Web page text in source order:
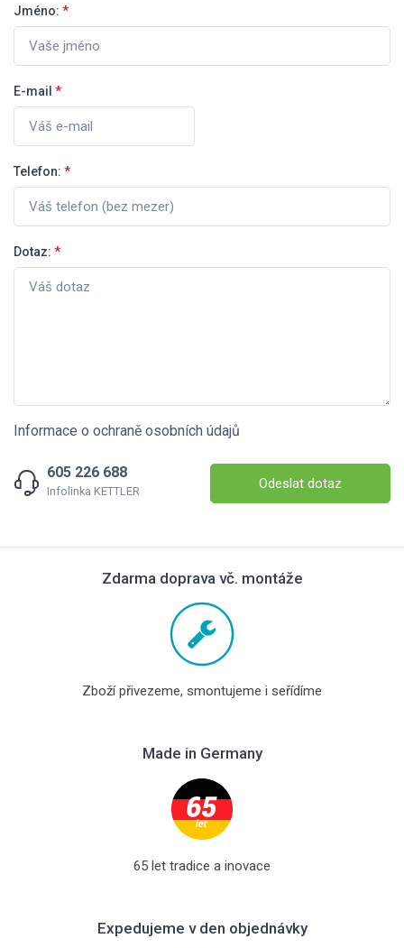
Jméno: *
E-mail *
Telefon: *
Dotaz: *
Informace o ochraně osobních údajů
605 226 688
Infolinka KETTLER Odeslat dotaz
Zdarma doprava vč. montáže
Zboží přivezeme, smontujeme i seřídíme
Made in Germany
65 let tradice a inovace
Expedujeme v den objednávky